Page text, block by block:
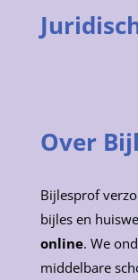
Over
Bijlesprof
bijles en
online. We
middelbare